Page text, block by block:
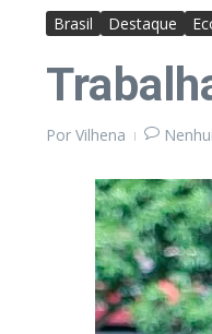
Brasil Destaque
Por Vilhena